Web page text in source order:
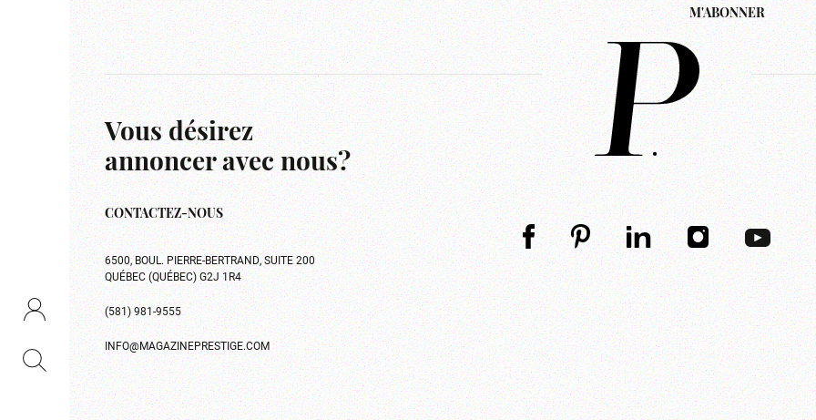
M'ABONNER
Vous désirez
annoncer avec nous?
CONTACTEZ-NOUS
6500, BOUL. PIERRE-BERTRAND, SUITE 200
QUÉBEC (QUÉBEC) G2J 1R4
(581) 981-9555
INFO@MAGAZINEPRESTIGE.COM